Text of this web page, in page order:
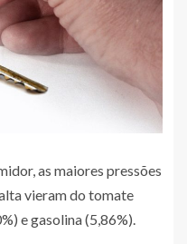
as maiores pressões
vieram do tomate
e gasolina (5,86%).